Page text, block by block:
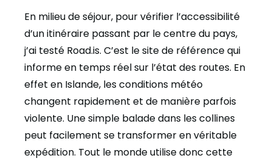
En milieu de séjour, pour vérifier l’accessibilité
d’un itinéraire passant par le centre du pays,
j’ai testé Road.is. C’est le site de référence qui
informe en temps réel sur l’état des routes. En
effet en Islande, les conditions météo
changent rapidement et de manière parfois
violente. Une simple balade dans les collines
peut facilement se transformer en véritable
expédition. Tout le monde utilise donc cette